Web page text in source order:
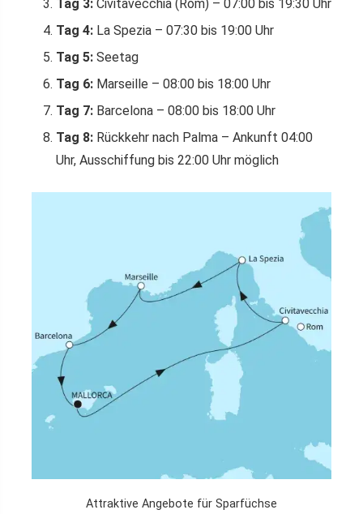
Tag 3: Civitavecchia (Rom) – 07:00 bis 19:30 Uhr
Tag 4: La Spezia – 07:30 bis 19:00 Uhr
Tag 5: Seetag
Tag 6: Marseille – 08:00 bis 18:00 Uhr
Tag 7: Barcelona – 08:00 bis 18:00 Uhr
Tag 8: Rückkehr nach Palma – Ankunft 04:00
Uhr, Ausschiffung bis 22:00 Uhr möglich
Attraktive Angebote für Sparfüchse